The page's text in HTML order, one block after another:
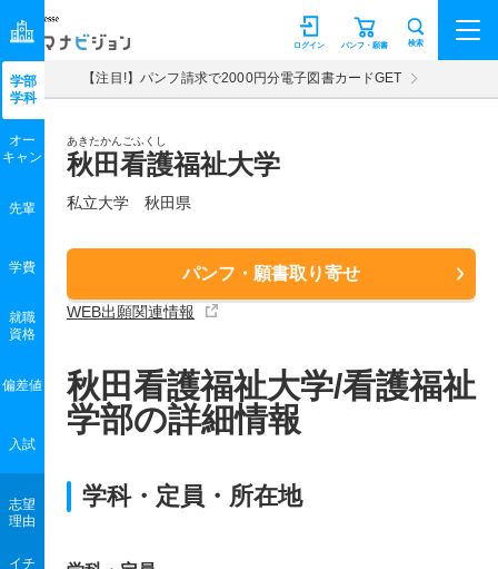
マナビジョン パンフ・願書
ログイン 検索
【注目!】パンフ請求で2000円分電子図書カードGET
あきたかんごふくし
秋田看護福祉大学
私立大学 秋田県
パンフ・願書取り寄せ
WEB出願関連情報
学部
学科
オー
キャン
先輩
学費
就職
資格
偏差値
入試
志望
理由
イチ
秋田看護福祉大学/看護福祉
学部の詳細情報
学科・定員・所在地